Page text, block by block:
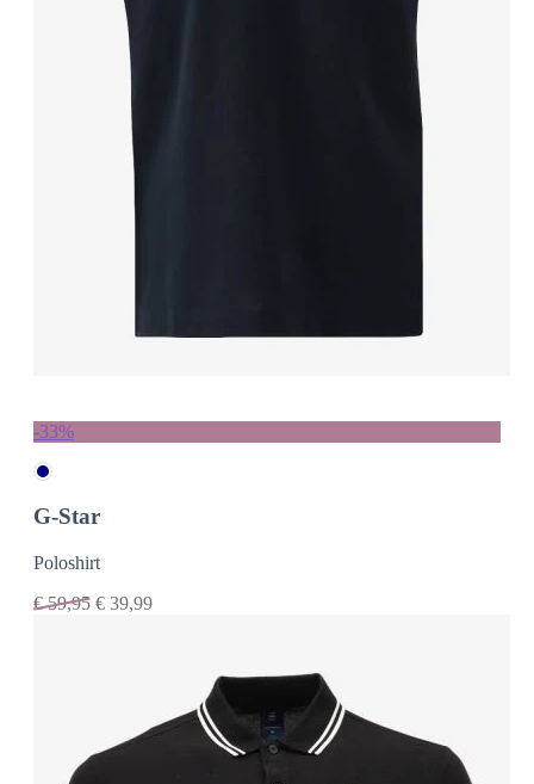
-33%
G-Star
Poloshirt
€59,95 € 39,99